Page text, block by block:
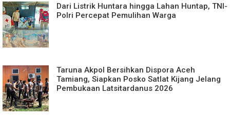
Dari Listrik Huntara hingga Lahan Huntap, TNI-
Polri Percepat Pemulihan Warga
Taruna Akpol Bersihkan Dispora Aceh
Tamiang, Siapkan Posko Satlat Kijang Jelang
Pembukaan Latsitardanus 2026